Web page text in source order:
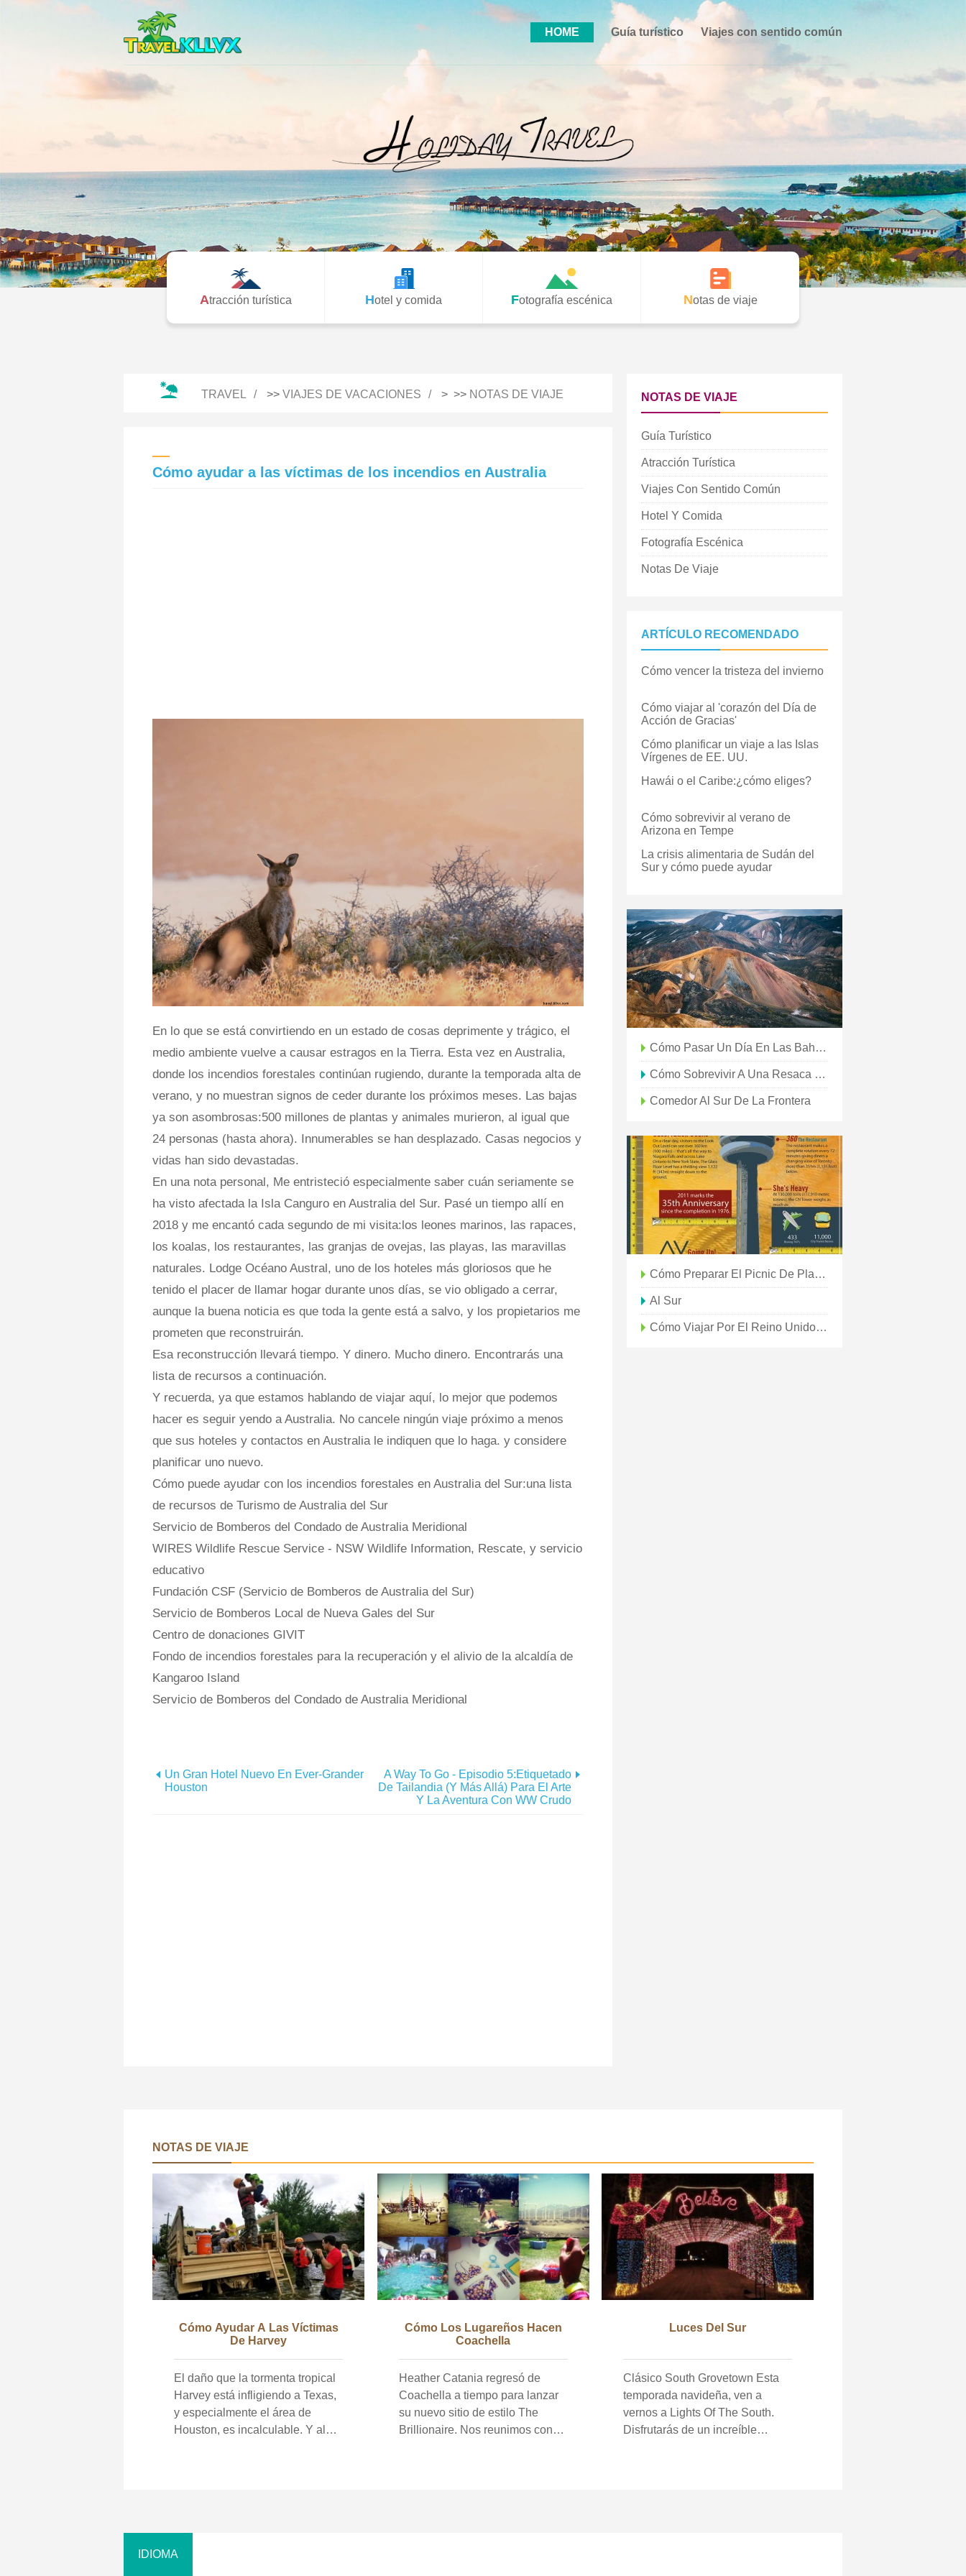
HOME Guía turístico Viajes con sentido común
Atracción turística Hotel y comida Fotografía escénica Notas de viaje
TRAVEL >> VIAJES DE VACACIONES > >> NOTAS DE VIAJE
Cómo ayudar a las víctimas de los incendios en Australia
En lo que se está convirtiendo en un estado de cosas deprimente y trágico, el
medio ambiente vuelve a causar estragos en la Tierra. Esta vez en Australia,
donde los incendios forestales continúan rugiendo, durante la temporada alta de
verano, y no muestran signos de ceder durante los próximos meses. Las bajas
ya son asombrosas:500 millones de plantas y animales murieron, al igual que
24 personas (hasta ahora). Innumerables se han desplazado. Casas negocios y
vidas han sido devastadas.
En una nota personal, Me entristeció especialmente saber cuán seriamente se
ha visto afectada la Isla Canguro en Australia del Sur. Pasé un tiempo allí en
2018 y me encantó cada segundo de mi visita:los leones marinos, las rapaces,
los koalas, los restaurantes, las granjas de ovejas, las playas, las maravillas
naturales. Lodge Océano Austral, uno de los hoteles más gloriosos que he
tenido el placer de llamar hogar durante unos días, se vio obligado a cerrar,
aunque la buena noticia es que toda la gente está a salvo, y los propietarios me
prometen que reconstruirán.
Esa reconstrucción llevará tiempo. Y dinero. Mucho dinero. Encontrarás una
lista de recursos a continuación.
Y recuerda, ya que estamos hablando de viajar aquí, lo mejor que podemos
hacer es seguir yendo a Australia. No cancele ningún viaje próximo a menos
que sus hoteles y contactos en Australia le indiquen que lo haga. y considere
planificar uno nuevo.
Cómo puede ayudar con los incendios forestales en Australia del Sur:una lista
de recursos de Turismo de Australia del Sur
Servicio de Bomberos del Condado de Australia Meridional
WIRES Wildlife Rescue Service - NSW Wildlife Information, Rescate, y servicio
educativo
Fundación CSF (Servicio de Bomberos de Australia del Sur)
Servicio de Bomberos Local de Nueva Gales del Sur
Centro de donaciones GIVIT
Fondo de incendios forestales para la recuperación y el alivio de la alcaldía de
Kangaroo Island
Servicio de Bomberos del Condado de Australia Meridional
Un Gran Hotel Nuevo En Ever-Grander
Houston
A Way To Go - Episodio 5:Etiquetado
De Tailandia (y Más Allá) Para El Arte
Y La Aventura Con WW Crudo
NOTAS DE VIAJE
Guía Turístico
Atracción Turística
Viajes Con Sentido Común
Hotel Y Comida
Fotografía Escénica
Notas De Viaje
ARTÍCULO RECOMENDADO
Cómo vencer la tristeza del invierno
Cómo viajar al 'corazón del Día de
Acción de Gracias'
Cómo planificar un viaje a las Islas
Vírgenes de EE. UU.
Hawái o el Caribe:¿cómo eliges?
Cómo sobrevivir al verano de
Arizona en Tempe
La crisis alimentaria de Sudán del
Sur y cómo puede ayudar
Cómo Pasar Un Día En Las Bahamas
Cómo Sobrevivir A Una Resaca En La Carretera
Comedor Al Sur De La Frontera
Cómo Preparar El Picnic De Playa Perfecto
Al Sur
Cómo Viajar Por El Reino Unido Con Un Presupuesto Limitado
NOTAS DE VIAJE
Cómo Ayudar A Las Víctimas
De Harvey
El daño que la tormenta tropical
Harvey está infligiendo a Texas,
y especialmente el área de
Houston, es incalculable. Y al
tiempos de crisis las buenas
personas se unen para ayudarse
Cómo Los Lugareños Hacen
Coachella
Heather Catania regresó de
Coachella a tiempo para lanzar
su nuevo sitio de estilo The
Brillionaire. Nos reunimos con
Luces Del Sur
Clásico South Grovetown Esta
temporada navideña, ven a
vernos a Lights Of The South.
Disfrutarás de un increíble